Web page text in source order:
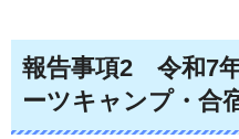
報告事項2 令和7
ーツキャンプ・合